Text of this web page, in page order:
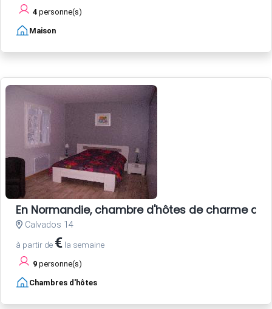
4 personne(s)
Maison
En Normandie, chambre d'hôtes de charme
Calvados 14
à partir de € la semaine
9 personne(s)
Chambres d'hôtes